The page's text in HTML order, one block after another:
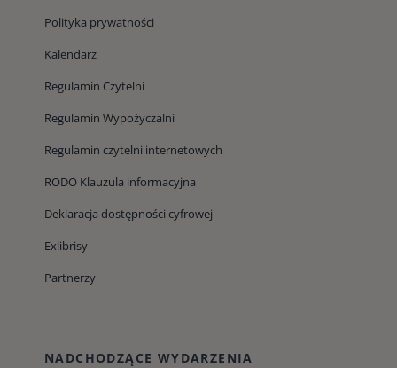
Polityka prywatności
Kalendarz
Regulamin Czytelni
Regulamin Wypożyczalni
Regulamin czytelni internetowych
RODO Klauzula informacyjna
Deklaracja dostępności cyfrowej
Exlibrisy
Partnerzy
NADCHODZĄCE WYDARZENIA